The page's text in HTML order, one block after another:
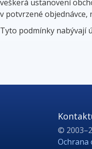
veškerá ustanovení
v potvrzené
Tyto podmínky nabývají
©
Ochrana